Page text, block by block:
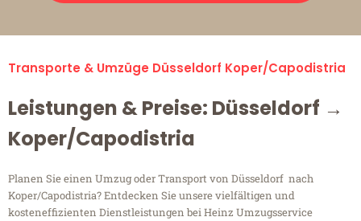
Transporte & Umzüge Düsseldorf Koper/Capodistria
Leistungen & Preise: Düsseldorf →
Koper/Capodistria
Planen Sie einen Umzug oder Transport von Düsseldorf nach
Koper/Capodistria? Entdecken Sie unsere vielfältigen und
kosteneffizienten Dienstleistungen bei Heinz Umzugsservice